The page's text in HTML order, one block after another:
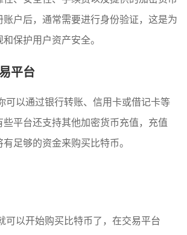
账户后，通常需要进行身份验证，这是为
保护用户资产安全。
平台
可以通过银行转账、信用卡或借记卡等
些平台还支持其他加密货币充值，充值
足够的资金来购买比特币。
可以开始购买比特币了，在交易平台